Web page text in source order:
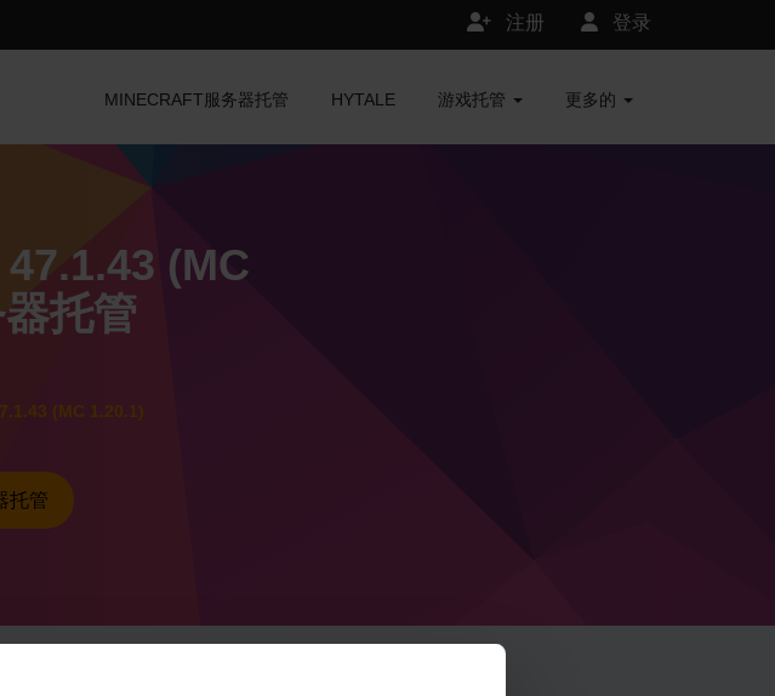
登录
注册
MINECRAFT服务器托管 HYTALE 游戏托管 更多的
(MC
托管
(MC 1.20.1)
托管